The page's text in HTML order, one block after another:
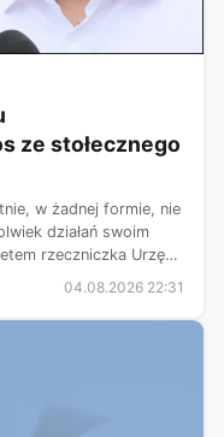
ze stołecznego
w żadnej formie, nie
działań swoim
rzeczniczka Urzędu
na wywiad z byłą
04.08.2026 22:31